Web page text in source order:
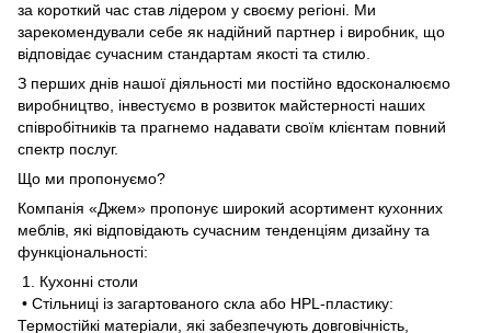
за короткий час став лідером у своєму регіоні. Ми
зарекомендували себе як надійний партнер і виробник, що
відповідає сучасним стандартам якості та стилю.
З перших днів нашої діяльності ми постійно вдосконалюємо
виробництво, інвестуємо в розвиток майстерності наших
співробітників та прагнемо надавати своїм клієнтам повний
спектр послуг.
Що ми пропонуємо?
Компанія «Джем» пропонує широкий асортимент кухонних
меблів, які відповідають сучасним тенденціям дизайну та
функціональності:
1. Кухонні столи
• Стільниці із загартованого скла або HPL-пластику:
Термостійкі матеріали, які забезпечують довговічність,